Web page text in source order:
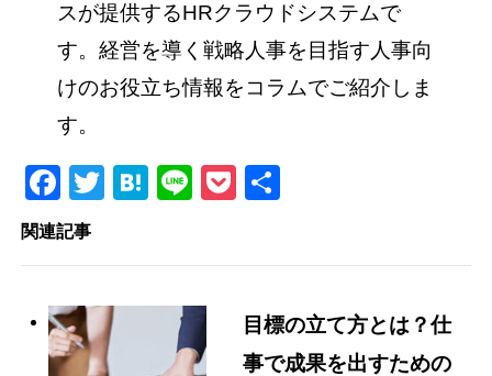
スが提供するHRクラウドシステムで
す。経営を導く戦略人事を目指す人事向
けのお役立ち情報をコラムでご紹介しま
す。
Facebook
Twitter
Hatena
LinePocket
関連記事
目標の立て方とは？仕
事で成果を出すための